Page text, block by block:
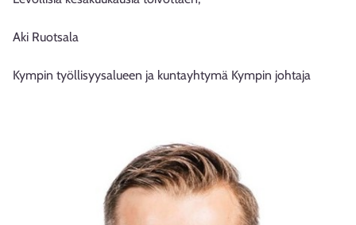
Aki Ruotsala
Kympin työllisyysalueen ja kuntayhtymä Kympin johtaja